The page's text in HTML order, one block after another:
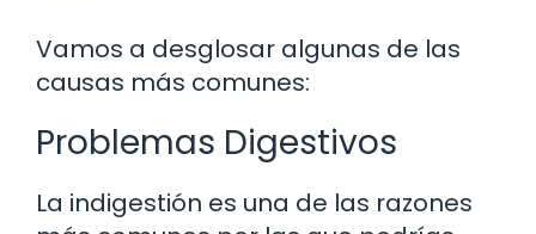
Vamos a desglosar algunas de las
causas más comunes:
Problemas Digestivos
La indigestión es una de las razones